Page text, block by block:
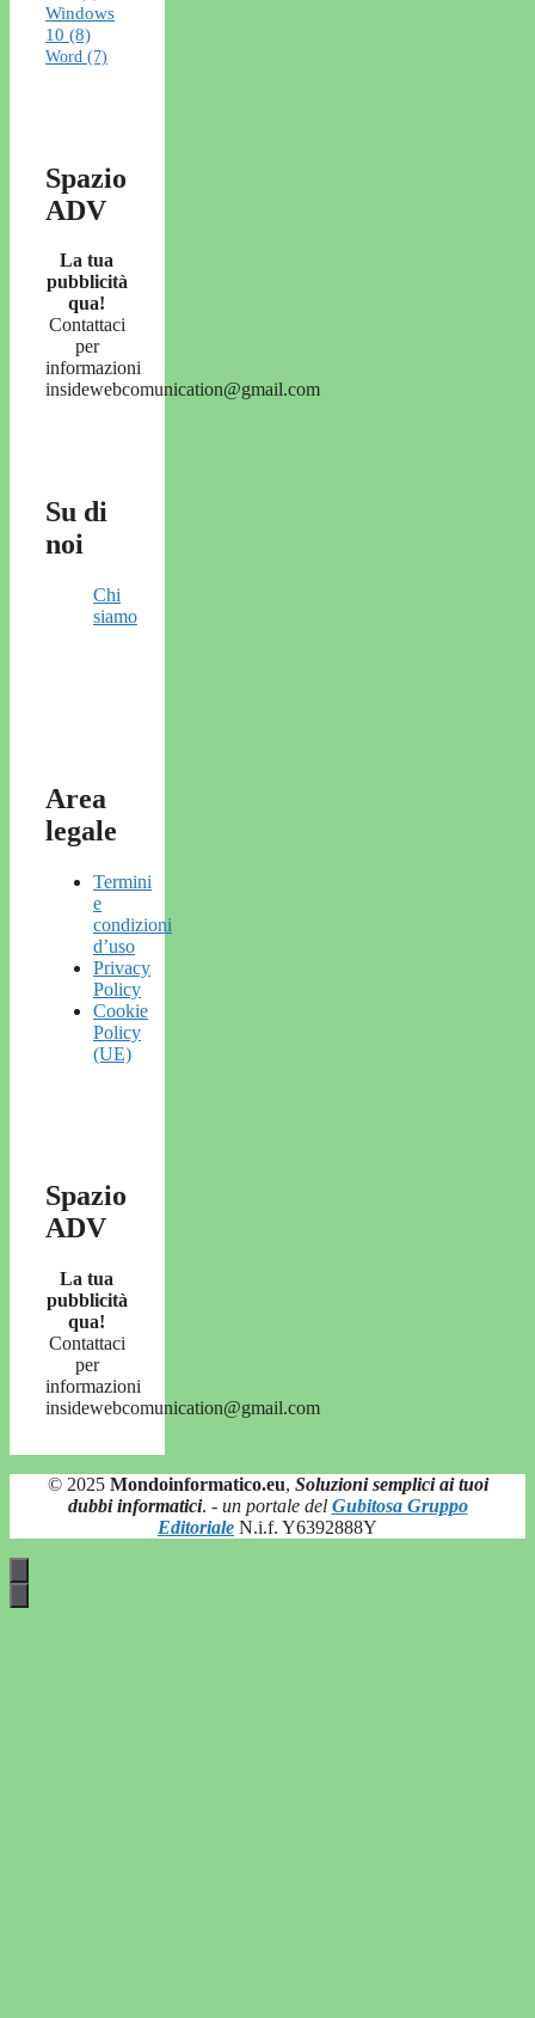
Windows
10 (8)
Word (7)
Spazio
ADV
La tua
pubblicità
qua!
Contattaci
per
informazioni
insidewebcomunication@gmail.com
Su di
noi
Chi
siamo
Area
legale
Termini
e
condizioni
d’uso
Privacy
Policy
Cookie
Policy
(UE)
Spazio
ADV
La tua
pubblicità
qua!
Contattaci
per
informazioni
insidewebcomunication@gmail.com
© 2025 Mondoinformatico.eu, Soluzioni semplici ai tuoi
dubbi informatici. - un portale del Gubitosa Gruppo
Editoriale N.i.f. Y6392888Y